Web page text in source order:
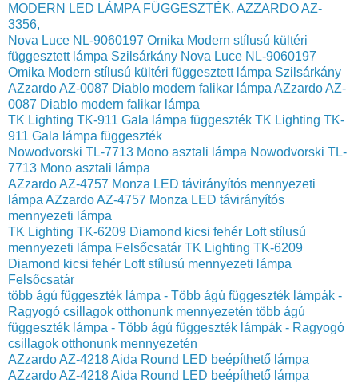
MODERN LED LÁMPA FÜGGESZTÉK, AZZARDO AZ-
3356,
Nova Luce NL-9060197 Omika Modern stílusú kültéri
függesztett lámpa Szilsárkány Nova Luce NL-9060197
Omika Modern stílusú kültéri függesztett lámpa Szilsárkány
AZzardo AZ-0087 Diablo modern falikar lámpa AZzardo AZ-
0087 Diablo modern falikar lámpa
TK Lighting TK-911 Gala lámpa függeszték TK Lighting TK-
911 Gala lámpa függeszték
Nowodvorski TL-7713 Mono asztali lámpa Nowodvorski TL-
7713 Mono asztali lámpa
AZzardo AZ-4757 Monza LED távirányítós mennyezeti
lámpa AZzardo AZ-4757 Monza LED távirányítós
mennyezeti lámpa
TK Lighting TK-6209 Diamond kicsi fehér Loft stílusú
mennyezeti lámpa Felsőcsatár TK Lighting TK-6209
Diamond kicsi fehér Loft stílusú mennyezeti lámpa
Felsőcsatár
több ágú függeszték lámpa - Több ágú függeszték lámpák -
Ragyogó csillagok otthonunk mennyezetén több ágú
függeszték lámpa - Több ágú függeszték lámpák - Ragyogó
csillagok otthonunk mennyezetén
AZzardo AZ-4218 Aida Round LED beépíthető lámpa
AZzardo AZ-4218 Aida Round LED beépíthető lámpa